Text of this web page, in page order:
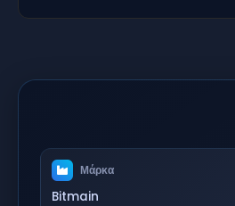
Μάρκα
Bitmain